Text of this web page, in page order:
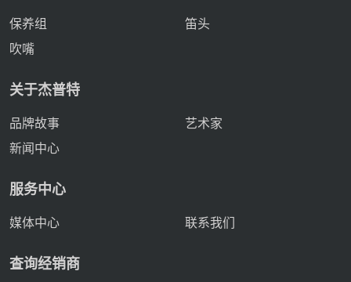
保养组
笛头
吹嘴
关于杰普特
品牌故事
艺术家
新闻中心
服务中心
媒体中心 联系我们
查询经销商